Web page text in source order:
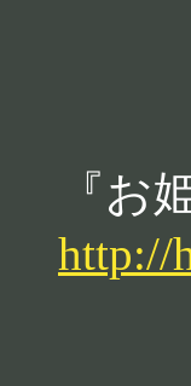
『お
http://